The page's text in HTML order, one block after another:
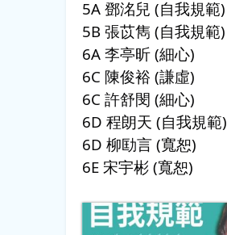
5A 鄧洺兒 (自我規範)
5B 張苡雋 (自我規範)
6A 李亭昕 (細心)
6C 陳俊裕 (謙虛)
6C 許舒閔 (細心)
6D 程朗天 (自我規範)
6D 柳劻言 (寬恕)
6E 宋宇彬 (寬恕)